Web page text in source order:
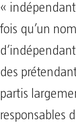
«
fois qu’un
des
partis
responsables